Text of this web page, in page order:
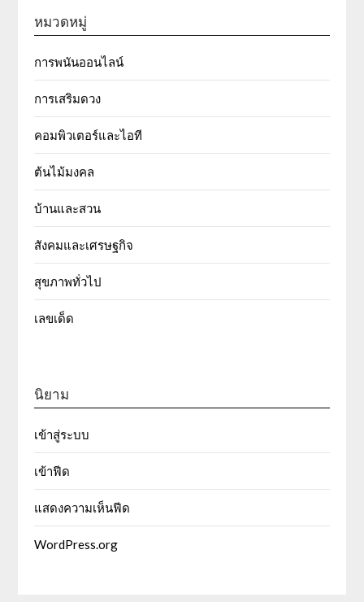
หมวดหมู่
การพนันออนไลน์
การเสริมดวง
คอมพิวเตอร์และไอที
ต้นไม้มงคล
บ้านและสวน
สังคมและเศรษฐกิจ
สุขภาพทั่วไป
เลขเด็ด
นิยาม
เข้าสู่ระบบ
เข้าฟีด
แสดงความเห็นฟีด
WordPress.org